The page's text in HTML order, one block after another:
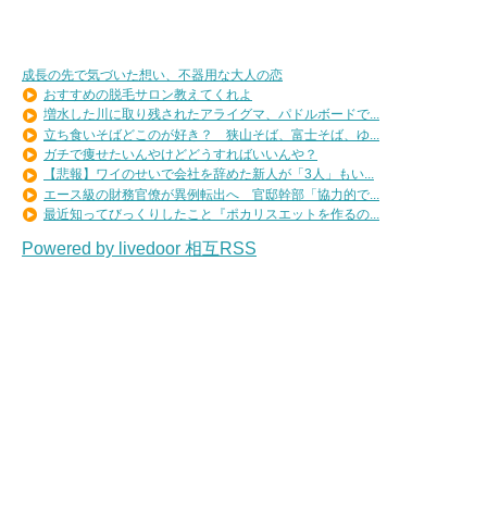
成長の先で気づいた想い、不器用な大人の恋
おすすめの脱毛サロン教えてくれよ
増水した川に取り残されたアライグマ、パドルボードで...
立ち食いそばどこのが好き？ 狭山そば、富士そば、ゆ...
ガチで痩せたいんやけどどうすればいいんや？
【悲報】ワイのせいで会社を辞めた新人が「3人」もい...
エース級の財務官僚が異例転出へ 官邸幹部「協力的で...
最近知ってびっくりしたこと『ポカリスエットを作るの...
Powered by livedoor 相互RSS